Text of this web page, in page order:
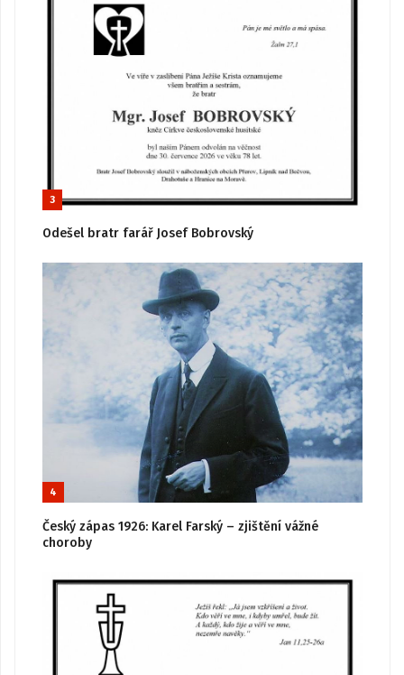
3
Odešel bratr farář Josef Bobrovský
4
Český zápas 1926: Karel Farský – zjištění vážné
choroby